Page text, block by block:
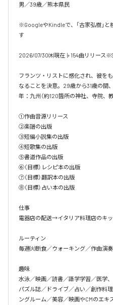
男／39歳／熊本県民
※GoogleやKindleで、「古家弘樹」と
す
2026/07/30㈭現在♭154曲リリース
フランツ・リストに感化され、彼を
なることを決意。29歳から31歳の間
年：九州（約120箇所の神社、寺院、
①作曲音源リリース
②楽譜の出版
③短編小説集の出版
④短歌集の出版
⑤書道作品の出版
⑥（目標）レシピ本の出版
⑦（目標）翻訳本の出版
⑧（目標）占い本の出版
仕事
電器店の配送→イタリア料理店のキ
ルーティン
毎週㈫断食／ウォーキング／作曲演
趣味
水泳／映画／読書／語学学習／医学
パズル誌／ドライブ／占い／創作料
ングルーム／美容／映画やCMのエ